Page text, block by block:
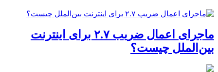
ماجرای اعمال ضریب ۲.۷ برای اینترنت
بین‌الملل چیست؟